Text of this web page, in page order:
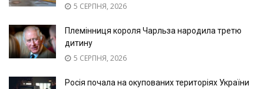
5 СЕРПНЯ, 2026
Племінниця короля Чарльза народила третю
дитину
5 СЕРПНЯ, 2026
Росія почала на окупованих територіях України